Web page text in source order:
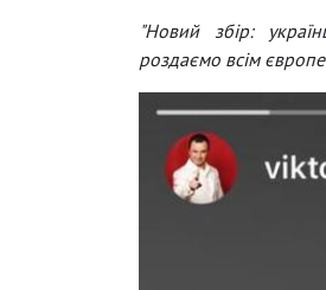
"Новий збір:
роздаємо всім